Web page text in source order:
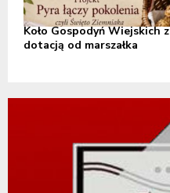
Koło Gospodyń Wiejskich z
dotacją od marszałka